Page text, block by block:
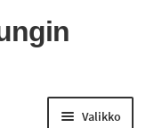
Valikko